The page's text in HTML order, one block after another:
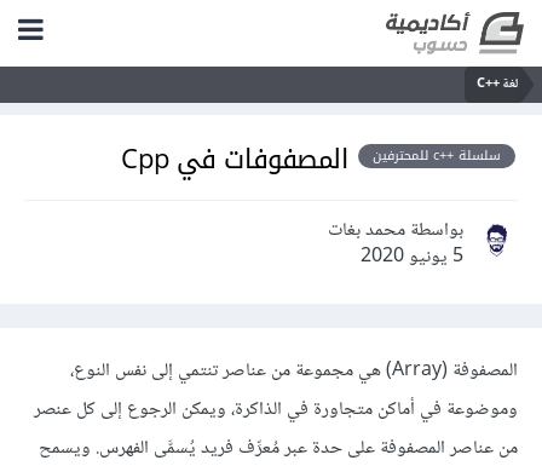
لغة C++‎
سلسلة ++c للمحترفين المصفوفات في Cpp
بواسطة محمد بغات
5 يونيو 2020
المصفوفة (Array) هي مجموعة من عناصر تنتمي إلى نفس النوع،
وموضوعة في أماكن متجاورة في الذاكرة، ويمكن الرجوع إلى كل عنصر
من عناصر المصفوفة على حدة عبر مُعرِّف فريد يُسمَّى الفهرس. ويسمح